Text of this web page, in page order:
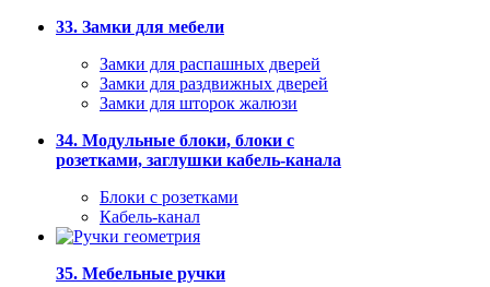
33. Замки для мебели
Замки для распашных дверей
Замки для раздвижных дверей
Замки для шторок жалюзи
34. Модульные блоки, блоки с
розетками, заглушки кабель-канала
Блоки с розетками
Кабель-канал
35. Мебельные ручки